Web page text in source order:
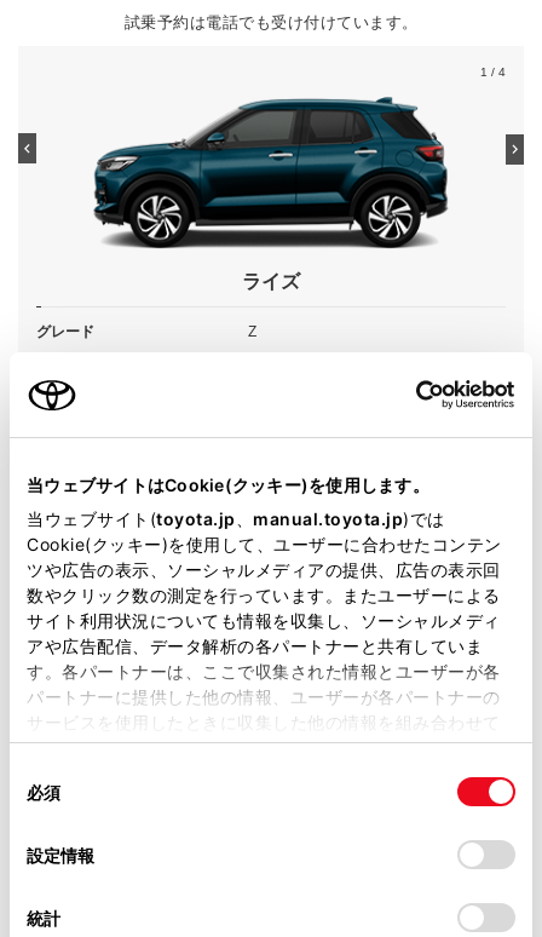
当ウェブサイトはCookie(クッキー)を使用します。
当ウェブサイト(toyota.jp manual.toyota.jp)では
Cookie(クッキー)を使用して、ユーザーに合わせたコンテン
ツや広告の表示、ソーシャルメディアの提供、広告の表示回
数やクリック数の測定を行っています。またユーザーによる
サイト利用状況についても情報を収集し、ソーシャルメディ
アや広告配信、データ解析の各パートナーと共有していま
す。各パートナーは、ここで収集された情報とユーザーが各
パートナーに提供した他の情報、ユーザーが各パートナーの
サービスを使用したときに収集した他の情報を組み合わせて
使用することがあります。当ウェブサイトの使用を続行する
デバイスにすべてのCookie(クッキー)が保存されることに同
意したことになります。Cookie(クッキー)のオプトアウト、
設定の変更、同意を撤回したりするにあたっては、当社の
「Cookie（クッキー）情報の取り扱いについて
」をご覧くだ
必須
設定情報
統計
試乗予約は電話でも受け付けています。
1 / 4
ライズ
グレード Z
カラー レーザーブルークリスタルシャイン
駆動方式 2WD FF
試乗予約
施設情報・サービス